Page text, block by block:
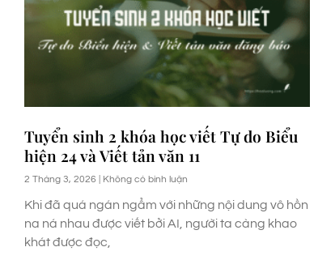
Tuyển sinh 2 khóa học viết Tự do Biểu
hiện 24 và Viết tản văn 11
2 Tháng 3, 2026 Không có bình luận
Khi đã quá ngán ngẩm với những nội dung vô hồn
na ná nhau được viết bởi AI, người ta càng khao
khát được đọc,